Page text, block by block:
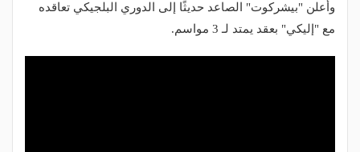
وأعلن "بيشركوت" الصاعد حديثًا إلى الدوري البلجيكي تعاقده
مع "إليكي" بعقد يمتد لـ 3 مواسم.